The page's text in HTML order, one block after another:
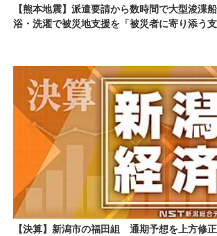
【熊本地震】派遣要請から数時間で大型浚渫
浴・洗濯で被災地支援を「被災者に寄り添う支
【決算】新潟市の福田組 通期予想を上方修